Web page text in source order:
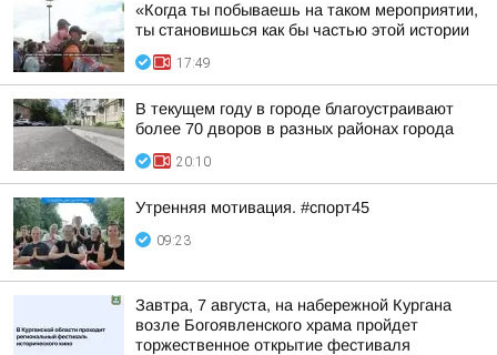
«Когда ты побываешь на таком мероприятии,
ты становишься как бы частью этой истории
17:49
В текущем году в городе благоустраивают
более 70 дворов в разных районах города
20:10
Утренняя мотивация. #спорт45
09:23
Завтра, 7 августа, на набережной Кургана
возле Богоявленского храма пройдет
торжественное открытие фестиваля